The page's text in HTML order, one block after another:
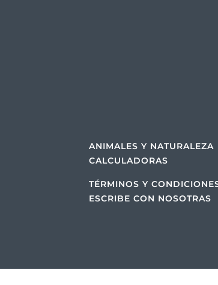
ANIMALES Y NATURALEZA
CALCULADORAS
TÉRMINOS Y
ESCRIBE CON NOSOTRAS